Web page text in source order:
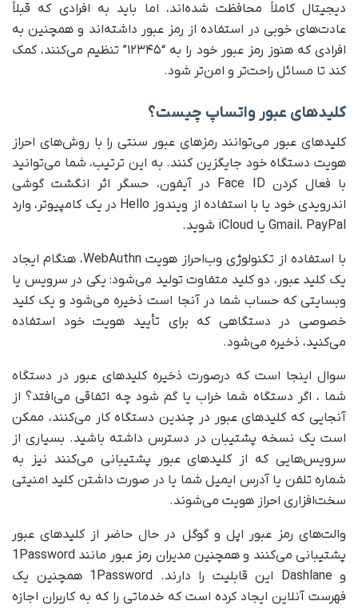
دیجیتال کاملاً محافظت شده‌اند، اما باید به افرادی که قبلاً
عادت‌های خوبی در استفاده از رمز عبور داشته‌اند و همچنین به
افرادی که هنوز رمز عبور خود را به “۱۲۳۴۵” تنظیم می‌کنند، کمک
کند تا مسائل راحت‌تر و امن‌تر شود.
کلیدهای عبور واتساپ چیست؟
کلیدهای عبور می‌توانند رمزهای عبور سنتی را با روش‌های احراز
هویت دستگاه خود جایگزین کنند. به این ترتیب، شما می‌توانید
با فعال کردن Face ID در آیفون، حسگر اثر انگشت گوشی
اندرویدی خود یا با استفاده از ویندوز Hello در یک کامپیوتر، وارد
Gmail، PayPal یا iCloud شوید.
با استفاده از تکنولوژی وب‌احراز هویت WebAuthn، هنگام ایجاد
یک کلید عبور، دو کلید متفاوت تولید می‌شود: یکی در سرویس یا
وبسایتی که حساب شما در آنجا است ذخیره می‌شود و یک کلید
خصوصی در دستگاهی که برای تأیید هویت خود استفاده
می‌کنید، ذخیره می‌شود.
سوال اینجا است که درصورت ذخیره کلیدهای عبور در دستگاه
شما ، اگر دستگاه شما خراب یا گم شود چه اتفاقی می‌افتد؟ از
آنجایی که کلیدهای عبور در چندین دستگاه کار می‌کنند، ممکن
است یک نسخه پشتیبان در دسترس داشته باشید. بسیاری از
سرویس‌هایی که از کلیدهای عبور پشتیبانی می‌کنند نیز به
شماره تلفن یا آدرس ایمیل شما یا در صورت داشتن کلید امنیتی
سخت‌افزاری احراز هویت می‌شوند.
والت‌های رمز عبور اپل و گوگل در حال حاضر از کلیدهای عبور
پشتیبانی می‌کنند و همچنین مدیران رمز عبور مانند 1Password
و Dashlane این قابلیت را دارند. 1Password همچنین یک
فهرست آنلاین ایجاد کرده است که خدماتی را که به کاربران اجازه